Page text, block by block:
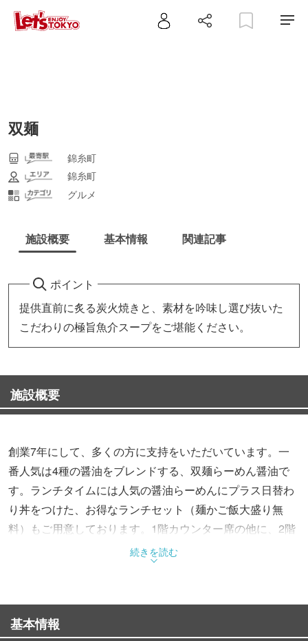
双麺
錦糸町
錦糸町
グルメ
施設概要 基本情報 関連記事
ポイント
提供直前に炙る炭火焼きと、素材を吟味し選び抜いた
こだわりの極旨魚介スープをご堪能ください。
施設概要
創業7年にして、多くの方に支持をいただいています。一
番人気は4種の醤油をブレンドする、双麺らーめん醤油で
す。ランチタイムには人気の醤油らーめんにプラス日替わ
り丼をつけた、お得なランチセット（麺かご飯大盛り無
料）もご用意しております。1階カウンター席の他に、2階
テーブル席もございますので、ゆっくりお食事されたい方
や、お子様連れの方もお気軽にご来店下さい。
続きを読む
基本情報